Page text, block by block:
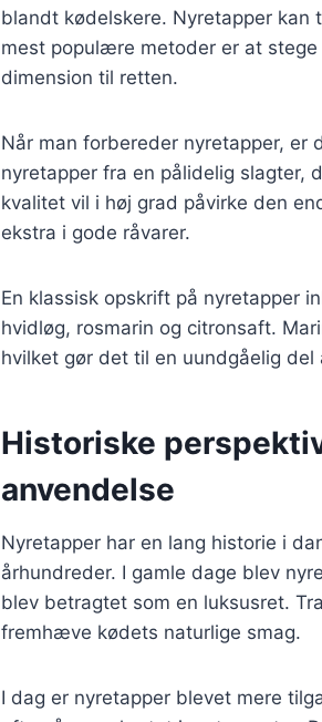
blandt kødelskere. Nyretapper kan
mest populære metoder er at
dimension til retten.
Når man forbereder nyretapper,
nyretapper fra en pålidelig slagter,
kvalitet vil i høj grad påvirke den
ekstra i gode råvarer.
En klassisk opskrift på nyretapper
hvidløg, rosmarin og citronsaft.
hvilket gør det til en uundgåelig del
Historiske
anvendelse
Nyretapper har en lang historie i
århundreder. I gamle dage blev
blev betragtet som en luksusret.
fremhæve kødets naturlige smag.
I dag er nyretapper blevet mere